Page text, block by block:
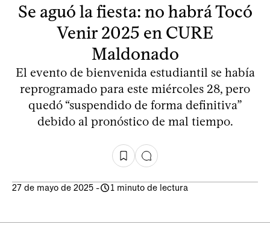
Se aguó la fiesta: no habrá Tocó
Venir 2025 en CURE
Maldonado
El evento de bienvenida estudiantil se había
reprogramado para este miércoles 28, pero
quedó “suspendido de forma definitiva”
debido al pronóstico de mal tiempo.
27 de mayo de 2025 - 1 minuto de lectura